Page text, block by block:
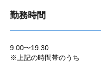
勤務時間
9:00〜19:30
※上記の時間帯のうち